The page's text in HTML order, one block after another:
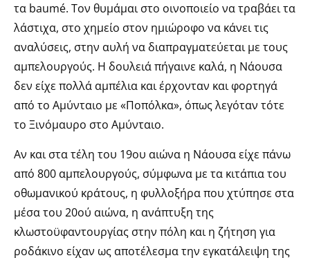
τα baumé. Τον θυμάμαι στο οινοποιείο να τραβάει τα
λάστιχα, στο χημείο στον ημιώροφο να κάνει τις
αναλύσεις, στην αυλή να διαπραγματεύεται με τους
αμπελουργούς. Η δουλειά πήγαινε καλά, η Νάουσα
δεν είχε πολλά αμπέλια και έρχονταν και φορτηγά
από το Αμύνταιο με «Ποπόλκα», όπως λεγόταν τότε
το Ξινόμαυρο στο Αμύνταιο.
Αν και στα τέλη του 19ου αιώνα η Νάουσα είχε πάνω
από 800 αμπελουργούς, σύμφωνα με τα κιτάπια του
οθωμανικού κράτους, η φυλλοξήρα που χτύπησε στα
μέσα του 20ού αιώνα, η ανάπτυξη της
κλωστοϋφαντουργίας στην πόλη και η ζήτηση για
ροδάκινο είχαν ως αποτέλεσμα την εγκατάλειψη της